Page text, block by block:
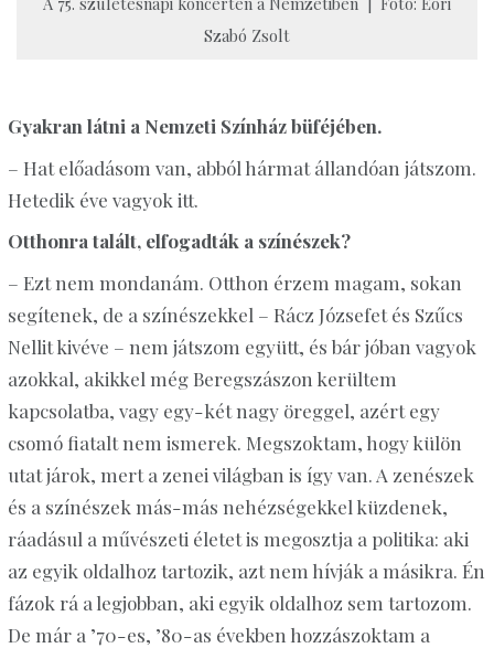
Szabó Zsolt
Gyakran látni a Nemzeti Színház büféjében.
– Hat előadásom van, abból hármat állandóan játszom.
Hetedik éve vagyok itt.
Otthonra talált, elfogadták a színészek?
– Ezt nem mondanám. Otthon érzem magam, sokan
segítenek, de a színészekkel – Rácz Józsefet és Szűcs
Nellit kivéve – nem játszom együtt, és bár jóban vagyok
azokkal, akikkel még Beregszászon kerültem
kapcsolatba, vagy egy-két nagy öreggel, azért egy
csomó fiatalt nem ismerek. Megszoktam, hogy külön
utat járok, mert a zenei világban is így van. A zenészek
és a színészek más-más nehézségekkel küzdenek,
ráadásul a művészeti életet is megosztja a politika: aki
az egyik oldalhoz tartozik, azt nem hívják a másikra. Én
fázok rá a legjobban, aki egyik oldalhoz sem tartozom.
De már a ’70-es, ’80-as években hozzászoktam a